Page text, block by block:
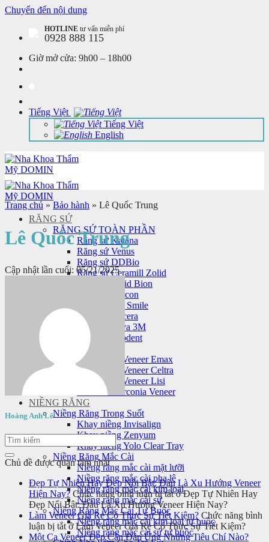
Chuyển đến nội dung
HOTLINE tư vấn miễn phí
0928 888 115
Giờ mở cửa: 9h00 – 18h00
Tiếng Việt
Tiếng Việt
English
RĂNG SỨ
RĂNG SỨ TOÀN PHẦN
Răng sứ Katana
Răng sứ Venus
Răng sứ DDBio
Răng sứ Ceramill Zolid
Răng sứ Zolid Bion
Răng sứ Cercon
Răng sứ HT Smile
Răng sứ Nacera
Răng sứ Lava 3M
Răng sứ Orodent
Mặt dán sứ veneer
Mặt dán sứ Veneer Emax
Mặt dán sứ Veneer Celtra
Mặt dán sứ Veneer Lisi
Laminate Zirconia Veneer
NIỀNG RĂNG
Niềng Răng Trong Suốt
Khay niềng Invisalign
Khay niềng Zenyum
Khay niềng Yolo Clear Tray
Niềng Răng Mắc Cài
Niềng răng mắc cài mặt lưỡi
Niềng răng mắc cài pha lê
Niềng răng mắc cài kim loại
Niềng răng mắc cài sứ
Niềng Răng Mắc Cài Tự Buộc
Niềng răng mắc cài kim loại tự buộc
Niềng răng mắc cài sứ tự buộc
Trang chủ » Bảo hành » Lê Quốc Trung
Lê Quốc Trung
Cập nhật lần cuối: 05/21/2025
Hoàng Anh Lê
Chủ đề được quan tâm nhất
Đẹp Tự Nhiên Hay Đẹp Nổi Bật: Đâu Là Xu Hướng Veneer
Hiện Nay? Chức năng bình luận bị tắtở Đẹp Tự Nhiên Hay
Đẹp Nổi Bật: Đâu Là Xu Hướng Veneer Hiện Nay?
Làm Veneer Giá Rẻ Có Thực Sự Tiết Kiệm? Chức năng bình
luận bị tắtở Làm Veneer Giá Rẻ Có Thực Sự Tiết Kiệm?
Một Ca Veneer Đẹp Cần Đáp Ứng Những Tiêu Chí Nào?